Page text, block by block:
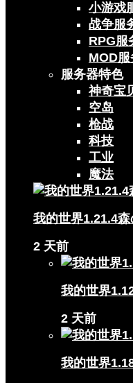
小游戏
战争服
RPG服
MOD
服务器特色
神奇宝
空岛
枪战
科技
工业
魔法
我的世界1.21.4
2 天前
我的世界
2 天前
我的世界